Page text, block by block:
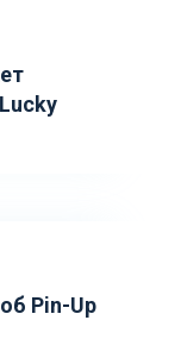
Pin-Up